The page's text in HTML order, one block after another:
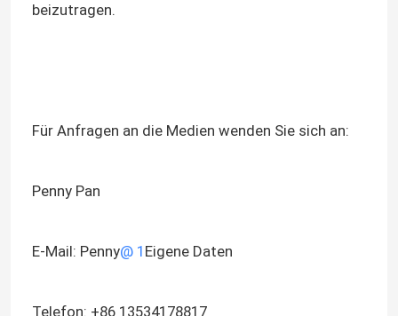
beizutragen.
Für Anfragen an die Medien wenden Sie sich an:
Penny Pan
E-Mail: Penny@ 1 Eigene Daten
Telefon: +86 13534178817